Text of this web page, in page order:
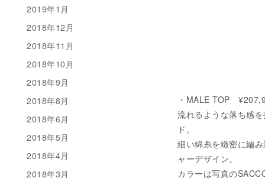
・MALE TOP
流れるような落ち感
ド。
細い綿糸を緻密に編
ャーデザイン。
カラーは写真の
2019年1月
2018年12月
2018年11月
2018年10月
2018年9月
2018年8月
2018年6月
2018年5月
2018年4月
2018年3月